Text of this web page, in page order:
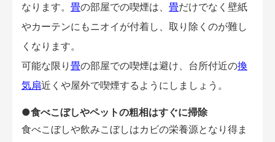
なります。 畳の部屋での喫煙は、 畳だけでなく壁紙
やカーテンにもニオイが付着し、取り除くのが難し
くなります。
可能な限り 畳の部屋での喫煙は避け、台所付近の換
気扇近くや屋外で喫煙するようにしましょう。
●食べこぼしやペットの粗相はすぐに掃除
食べこぼしや飲みこぼしはカビの栄養源となり得ま